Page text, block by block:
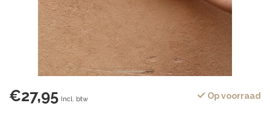
€27,95 Incl. btw Op voorraad